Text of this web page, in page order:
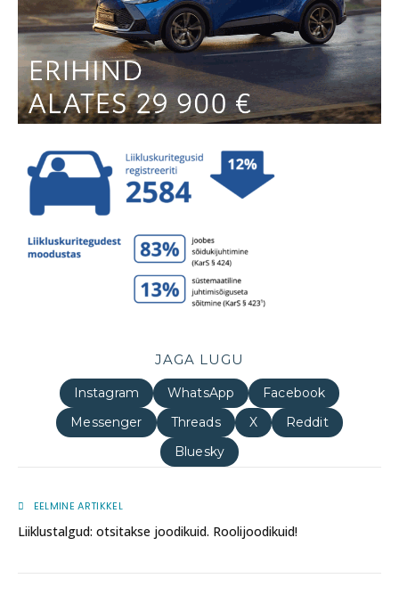
JAGA LUGU
Instagram WhatsApp
Facebook
Messenger
Threads X
Reddit
Bluesky
EELMINE ARTIKKEL
Liiklustalgud: otsitakse joodikuid. Roolijoodikuid!